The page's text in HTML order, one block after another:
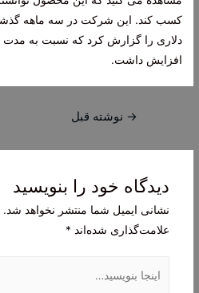
افزایش داشت.
راهبری
→ نوشته قبل
دیدگاه‌ خود را بنویسید
نشانی ایمیل شما منتشر نخواهد شد.
علامت‌گذاری شده‌اند *
بنویسید…